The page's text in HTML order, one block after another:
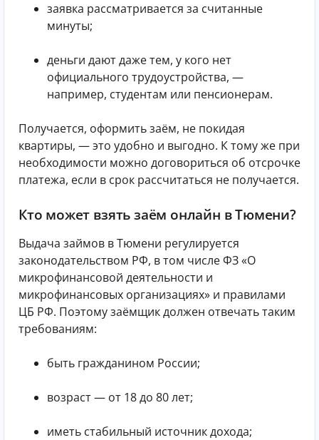
заявка рассматривается за считанные
минуты;
деньги дают даже тем, у кого нет
официального трудоустройства, —
например, студентам или пенсионерам.
Получается, оформить заём, не покидая
квартиры, — это удобно и выгодно. К тому же при
необходимости можно договориться об отсрочке
платежа, если в срок рассчитаться не получается.
Кто может взять заём онлайн в Тюмени?
Выдача займов в Тюмени регулируется
законодательством РФ, в том числе ФЗ «О
микрофинансовой деятельности и
микрофинансовых организациях» и правилами
ЦБ РФ. Поэтому заёмщик должен отвечать таким
требованиям:
быть гражданином России;
возраст — от 18 до 80 лет;
иметь стабильный источник дохода;